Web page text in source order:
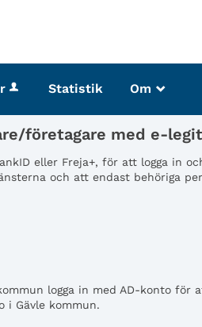
Statistik Om _
företagare med e-
eller Freja+, för att logga in
och att endast behöriga
logga in med AD-konto
i Gävle kommun.